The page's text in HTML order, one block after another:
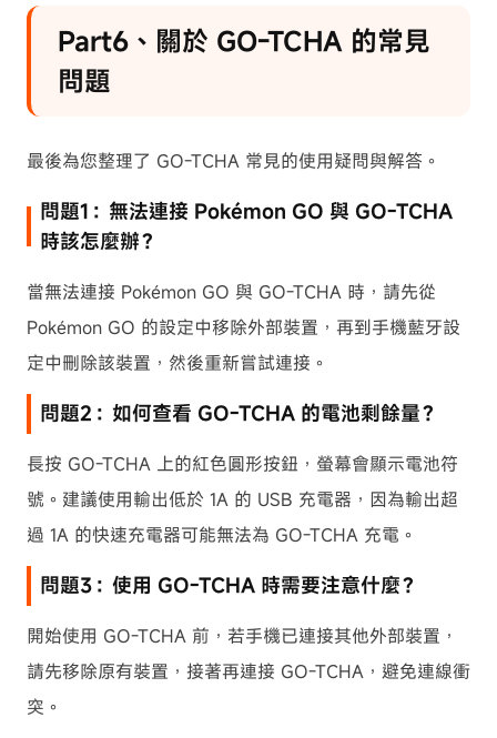
Part6、關於 GO-TCHA 的常見
問題
最後為您整理了 GO-TCHA 常見的使用疑問與解答。
問題1：無法連接 Pokémon GO 與 GO-TCHA
時該怎麼辦？
當無法連接 Pokémon GO 與 GO-TCHA 時，請先從
Pokémon GO 的設定中移除外部裝置，再到手機藍牙設
定中刪除該裝置，然後重新嘗試連接。
問題2：如何查看 GO-TCHA 的電池剩餘量？
長按 GO-TCHA 上的紅色圓形按鈕，螢幕會顯示電池符
號。建議使用輸出低於 1A 的 USB 充電器，因為輸出超
過 1A 的快速充電器可能無法為 GO-TCHA 充電。
問題3：使用 GO-TCHA 時需要注意什麼？
開始使用 GO-TCHA 前，若手機已連接其他外部裝置，
請先移除原有裝置，接著再連接 GO-TCHA，避免連線衝
突。